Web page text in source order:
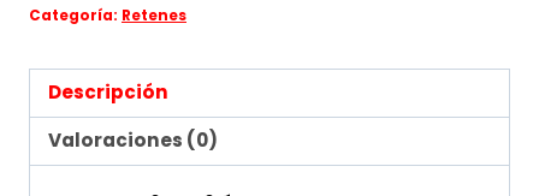
Categoría: Retenes
Descripción
Valoraciones (0)